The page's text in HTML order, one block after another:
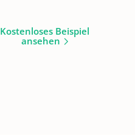
Kostenloses Beispiel
ansehen